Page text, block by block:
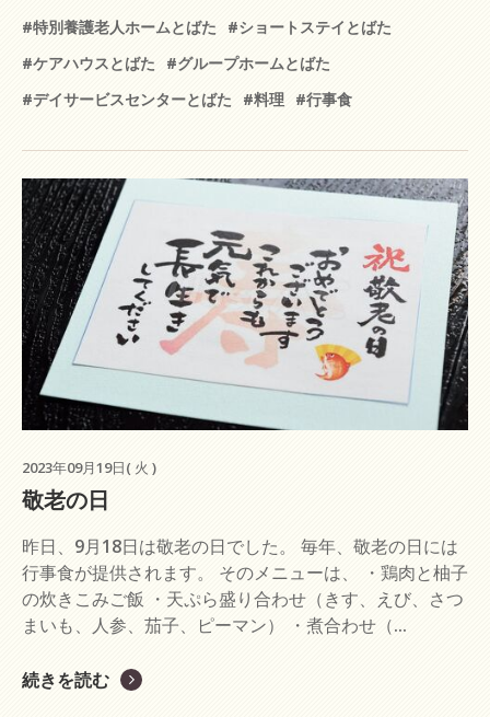
#特別養護老人ホームとばた
#ショートステイとばた
#ケアハウスとばた
#グループホームとばた
#デイサービスセンターとばた
#料理 #行事食
2023年09月19日( 火 )
敬老の日
昨日、9月18日は敬老の日でした。 毎年、敬老の日には
行事食が提供されます。 そのメニューは、 ・鶏肉と柚子
の炊きこみご飯 ・天ぷら盛り合わせ（きす、えび、さつ
まいも、人参、茄子、ピーマン） ・煮合わせ（...
続きを読む